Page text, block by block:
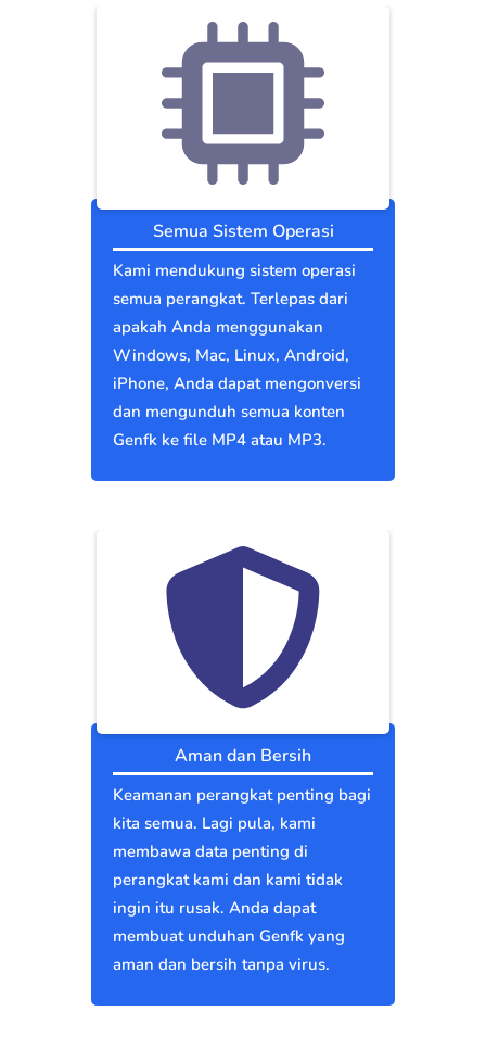
Semua Sistem Operasi
Kami mendukung sistem operasi
semua perangkat. Terlepas dari
apakah Anda menggunakan
Windows, Mac, Linux, Android,
iPhone, Anda dapat mengonversi
dan mengunduh semua konten
Genfk ke file MP4 atau MP3.
Aman dan Bersih
Keamanan perangkat penting bagi
kita semua. Lagi pula, kami
membawa data penting di
perangkat kami dan kami tidak
ingin itu rusak. Anda dapat
membuat unduhan Genfk yang
aman dan bersih tanpa virus.